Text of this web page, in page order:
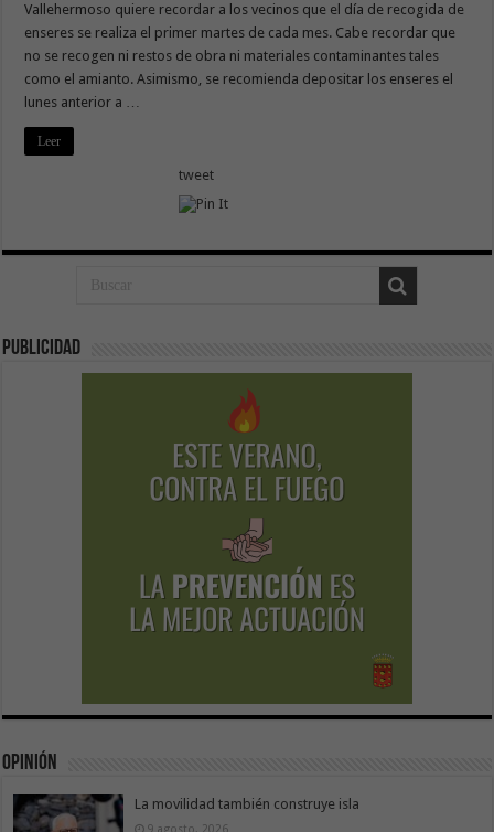
Vallehermoso quiere recordar a los vecinos que el día de recogida de
enseres se realiza el primer martes de cada mes. Cabe recordar que
no se recogen ni restos de obra ni materiales contaminantes tales
como el amianto. Asimismo, se recomienda depositar los enseres el
lunes anterior a …
Leer
tweet
Publicidad
Opinión
La movilidad también construye isla
9 agosto, 2026